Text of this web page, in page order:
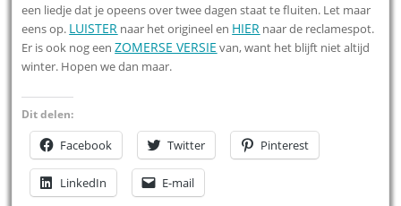
een liedje dat je opeens over twee dagen staat te fluiten. Let maar
eens op. LUISTER naar het origineel en HIER naar de reclamespot.
Er is ook nog eenZOMERSE VERSIE van, want het blijft niet altijd
winter. Hopen we dan maar.
Dit delen:
Facebook Twitter Pinterest
LinkedIn E-mail